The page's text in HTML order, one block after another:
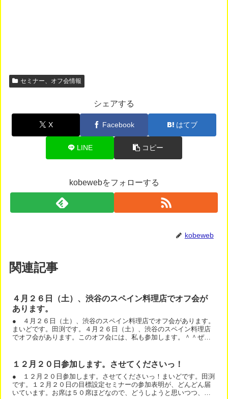
セミナー、オフ会情報
シェアする
X Facebook はてブ
LINE コピー
kobewebをフォローする
kobeweb
関連記事
４月２６日（土）、渋谷のスペイン料理店でオフ会が
あります。
● ４月２６日（土）、渋谷のスペイン料理店でオフ会があります。
まいどです。田渕です。４月２６日（土）、渋谷のスペイン料理店
でオフ会があります。このオフ会には、私も参加します。＾＾ぜ
１２月２０日参加します。させてくださいっ！
● １２月２０日参加します。させてくださいっ！まいどです。田渕
です。１２月２０日の目標設定セミナーの参加表明が、どんどん届
いています。お席は５０席ほどなので、どうしようと思いつつ、会